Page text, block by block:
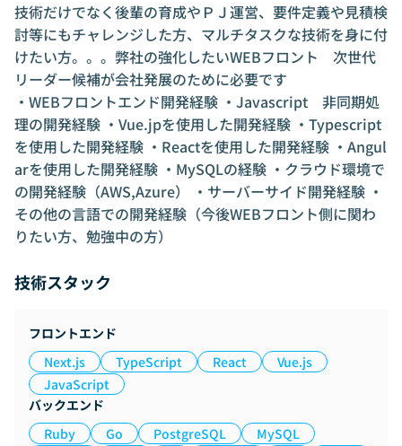
技術だけでなく後輩の育成やＰＪ運営、要件定義や見積検
討等にもチャレンジした方、マルチタスクな技術を身に付
けたい方。。。弊社の強化したいWEBフロント 次世代
リーダー候補が会社発展のために必要です
・WEBフロントエンド開発経験 ・Javascript 非同期処
理の開発経験 ・Vue.jpを使用した開発経験 ・Typescript
を使用した開発経験 ・Reactを使用した開発経験 ・Angul
arを使用した開発経験 ・MySQLの経験 ・クラウド環境で
の開発経験（AWS,Azure） ・サーバーサイド開発経験 ・
その他の言語での開発経験（今後WEBフロント側に関わ
りたい方、勉強中の方）
技術スタック
フロントエンド
Next.js
TypeScript React
Vue.js
JavaScript
バックエンド
Ruby
Go PostgreSQL
MySQL